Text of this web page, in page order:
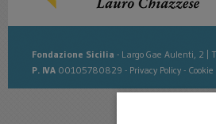
Fondazione Sicilia - Largo Gae Aulenti, 2
P. IVA 00105780829 - Privacy Policy -